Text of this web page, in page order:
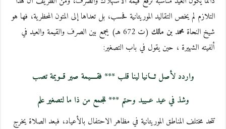
التلازم لم يخص التقاليد الموريتانية فحسب، بل تعداها إلى المتون المحظرية، فها هو
شيخ النحاةمحمد بن مالك
(ت 672 هـ) يجمع بين الصرف والقيمة والعيد في
ألفيته الشهيرة ، حين يقول في باب التصغير:
واردد لأصل ثـــانيا لينا قلب *** فقــــيمة صير قــويمة تصب
وشذ في عيد عــييد وحتم *** للجمع من ذا ما لتصغير علم
تتحد مختلف المناطق الموريتانية في مظاهر الاحتفال بالأعياد، فبعد الصلاة يخرج